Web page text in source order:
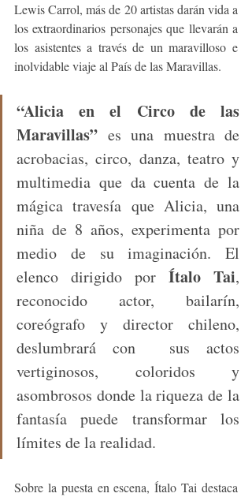
Lewis Carrol, más de 20 artistas darán vida a
los extraordinarios personajes que llevarán a
los asistentes a través de un maravilloso e
inolvidable viaje al País de las Maravillas.
“Alicia en el Circo de las
Maravillas” es una muestra de
acrobacias, circo, danza, teatro y
multimedia que da cuenta de la
mágica travesía que Alicia, una
niña de 8 años, experimenta por
medio de su imaginación. El
elenco dirigido por Ítalo Tai,
reconocido actor, bailarín,
coreógrafo y director chileno,
deslumbrará con  sus actos
vertiginosos, coloridos y
asombrosos donde la riqueza de la
fantasía puede transformar los
límites de la realidad.
Sobre la puesta en escena, Ítalo Tai destaca